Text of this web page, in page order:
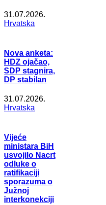
31.07.2026.
Hrvatska
Nova anketa:
HDZ ojačao,
SDP stagnira,
DP stabilan
31.07.2026.
Hrvatska
Vijeće
ministara BiH
usvojilo Nacrt
odluke o
ratifikaciji
sporazuma o
Južnoj
interkonekciji